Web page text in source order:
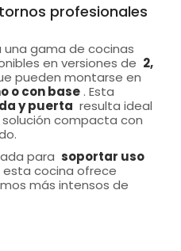
profesionales
gama de cocinas
en versiones de 2,
pueden montarse en
o con base . Esta
y puerta resulta ideal
compacta con
para soportar uso
esta cocina ofrece
más intensos de